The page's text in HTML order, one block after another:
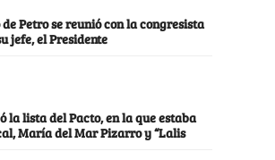
Petro se reunió con la congresista
jefe, el Presidente
la lista del Pacto, en la que estaba
María del Mar Pizarro y “Lalis